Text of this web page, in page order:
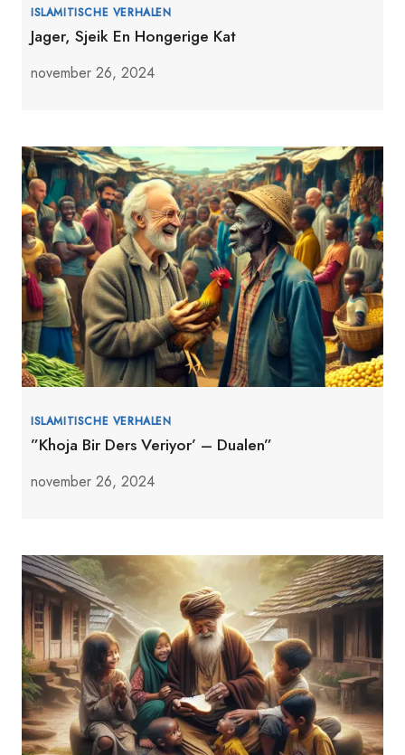
ISLAMITISCHE VERHALEN
Jager, Sjeik En Hongerige Kat
november 26, 2024
ISLAMITISCHE VERHALEN
”Khoja Bir Ders Veriyor’ – Dualen”
november 26, 2024